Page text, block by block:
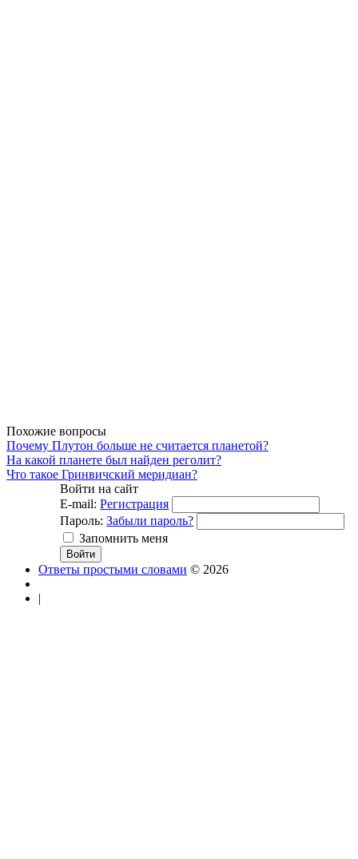
Похожие вопросы
Почему Плутон больше не считается планетой?
На какой планете был найден реголит?
Что такое Гринвичский меридиан?
Войти на сайт
E-mail: Регистрация
Пароль: Забыли пароль?
Запомнить меня
Ответы простыми словами © 2026
|